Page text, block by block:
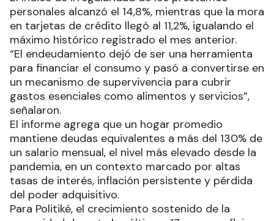
personales alcanzó el 14,8%, mientras que la mora
en tarjetas de crédito llegó al 11,2%, igualando el
máximo histórico registrado el mes anterior.
“El endeudamiento dejó de ser una herramienta
para financiar el consumo y pasó a convertirse en
un mecanismo de supervivencia para cubrir
gastos esenciales como alimentos y servicios”,
señalaron.
El informe agrega que un hogar promedio
mantiene deudas equivalentes a más del 130% de
un salario mensual, el nivel más elevado desde la
pandemia, en un contexto marcado por altas
tasas de interés, inflación persistente y pérdida
del poder adquisitivo.
Para Politiké, el crecimiento sostenido de la